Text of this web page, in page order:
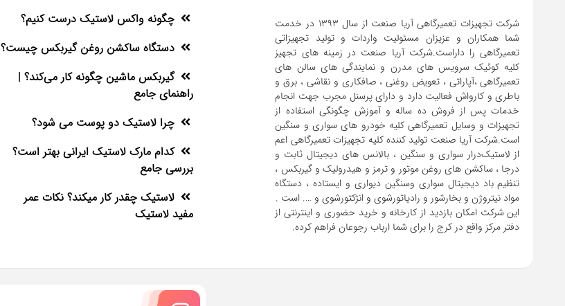
شرکت تجهیزات تعمیرگاهی آریا صنعت از سال ۱۳۹۳ در خدمت
شما همکاران و عزیزان مسئولیت واردات و تولید تجهیزاتی
تعمیرگاهی را داراست.شرکت آریا صنعت در زمینه های تجهیز
کلیه کوئیک سرویس های مدرن و نمایندگی های سالن های
تعمیرگاهی ،آپاراتی ، تعویض روغنی ، صافکاری و نقاشی ، برق و
باطری و کارواش فعالیت دارد و دارای پرسنل مجرب جهت انجام
خدمات پس از فروش ده ساله و آموزش چگونگی استفاده از
تجهیزات و وسایل تعمیرگاهی کلیه خودرو های سواری و سنگین
است.شرکت آریا صنعت تولید کننده کلیه تجهیزات تعمیرگاهی اعم
از لاستیک‌درار سواری و ‌سنگین ، بالانس های دیجیتال ثابت و
درجا ، ساکشن های روغن موتور و ترمز و هیدرولیک و گیربکس ،
تنظیم باد دیجیتال سواری و‌سنگین دیواری و ایستاده ، دستگاه
این شرکت امکان بازدید از کارخانه و خرید حضوری و اینترنتی از
دفتر مرکز واقع در کرج را برای شما ارباب رجوعان فراهم کرده.
چگونه واکس لاستیک درست کنیم؟
دستگاه ساکشن روغن گیربکس چیست؟
گیربکس ماشین چگونه کار می‌کند؟ |
راهنمای جامع
چرا لاستیک دو پوست می شود؟
کدام مارک لاستیک ایرانی بهتر است؟
بررسی جامع
لاستیک چقدر کار میکند؟ نکات عمر
مفید لاستیک